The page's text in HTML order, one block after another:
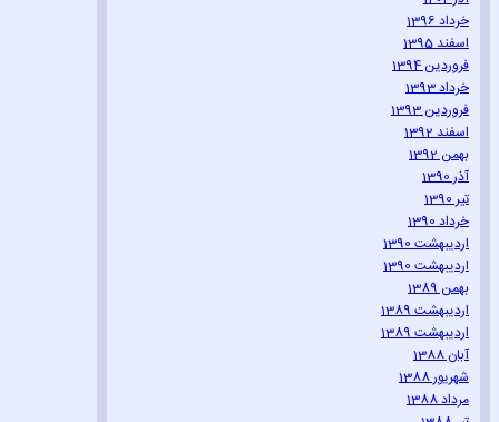
خرداد 1396
اسفند 1395
فروردین 1394
خرداد 1393
فروردین 1393
اسفند 1392
بهمن 1392
آذر 1390
تیر 1390
خرداد 1390
اردیبهشت 1390
اردیبهشت 1390
بهمن 1389
اردیبهشت 1389
اردیبهشت 1389
آبان 1388
شهریور 1388
مرداد 1388